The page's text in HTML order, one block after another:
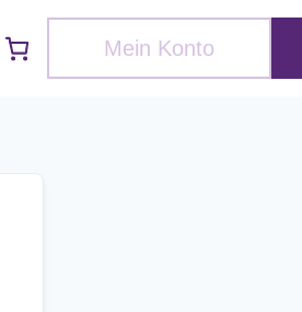
Mein Konto